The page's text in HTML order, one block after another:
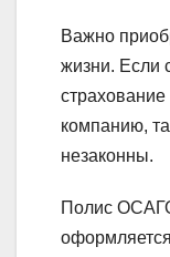
Важно
жизни. Если
компанию,
незаконны.
Полис